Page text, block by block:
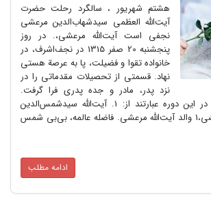
هشتم شهریور ، سالگرد رحلت حضرت
آیت‌الله العظمی سیدشهاب‌الدین‌ مرعشی
نجفی است آیت‌الله مرعشی‌،. در روز
پنجشنبه 20 صفر 1315 در نجف‌اشرف‌، در
خانواده تقوا و فضیلت‌، پا به عرصة هستی
نهاد. قسمتی از تحصیلات مقدماتی را در
نزد پدر، مادر و جده پدری فرا گرفت‌.
نخستین اساتید وی در این دوره عبارتند از: 1. آیت‌الله سیدشمس‌الدین
محمود حسینی مرعشی‌،1 والد آیت‌الله مرعشی‌. فاضله عالمه‌، بی‌بی شمس
ادامه مطلب